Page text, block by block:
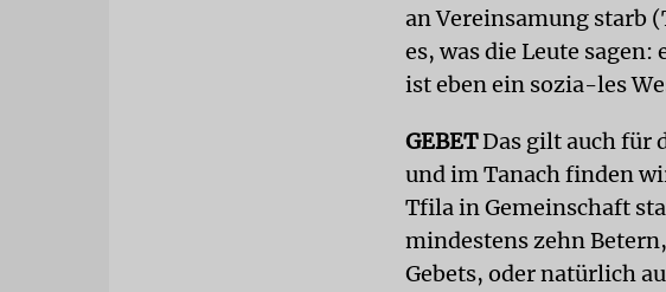
an Vereinsamung starb
es, was die Leute
ist eben ein sozia-les
GEBETDas gilt auch für
und im Tanach finden
Tfila in Gemeinschaft
mindestens zehn
Gebets, oder natürlich